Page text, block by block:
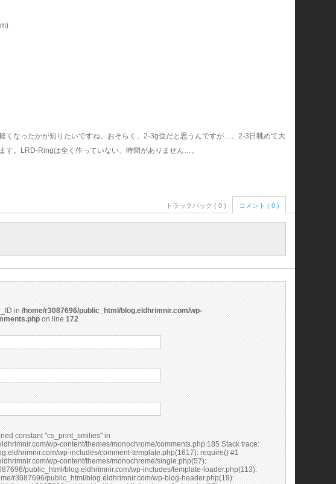
くなったかが知りたいですね。おそらく、2-3g位だと思うんですが…。2-3日眺めて大
す。LRD-Ringは全く作っていない、時間がありません…。
トラックバック ( 0 ) コメント ( 0 )
in/home/r3087696/public_html/blog.eldhrimnir.com/wp-
on line172
wp-content/themes/monochrome/comments.php:185 Stack trace:
wp-includes/comment-template.php(1617): require() #1
wp-content/themes/monochrome/single.php(57):
public_html/blog.eldhrimnir.com/wp-includes/template-loader.php(113):
r3087696/public_html/blog.eldhrimnir.com/wp-blog-header.php(19):